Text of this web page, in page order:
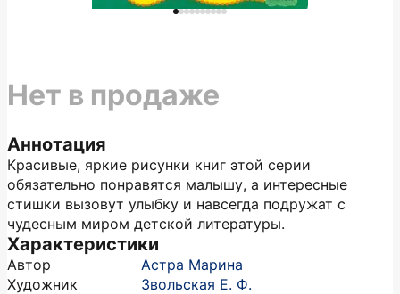
Аннотация
Красивые, яркие рисунки книг этой серии
обязательно понравятся малышу, а интересные
стишки вызовут улыбку и навсегда подружат с
чудесным миром детской литературы.
Характеристики
Автор
Астра Марина
Художник
Звольская Е. Ф.
Нет в продаже